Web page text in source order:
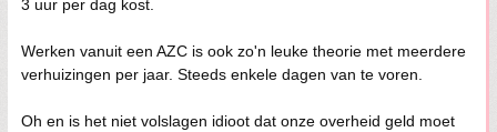
3 uur per dag kost.
Werken vanuit een AZC is ook zo'n leuke theorie met meerdere
verhuizingen per jaar. Steeds enkele dagen van te voren.
Oh en is het niet volslagen idioot dat onze overheid geld moet